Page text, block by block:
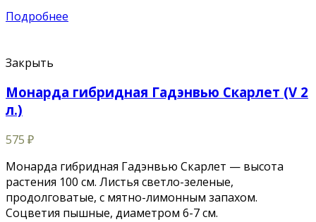
Подробнее
Закрыть
Монарда гибридная Гадэнвью Скарлет (V 2
л.)
575 ₽
Монарда гибридная Гадэнвью Скарлет — высота
растения 100 см. Листья светло-зеленые,
продолговатые, с мятно-лимонным запахом.
Соцветия пышные, диаметром 6-7 см.